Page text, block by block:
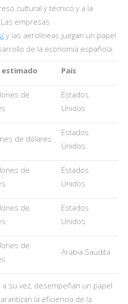
cultural y técnico y a la
empresas
y las aerolíneas juegan un papel
de la economía española.
País
de
Estados
Unidos
de dólares
Estados
Unidos
de
Estados
Unidos
de
Estados
Unidos
de
Arabia Saudita
su vez, desempeñan un papel
la eficiencia de la